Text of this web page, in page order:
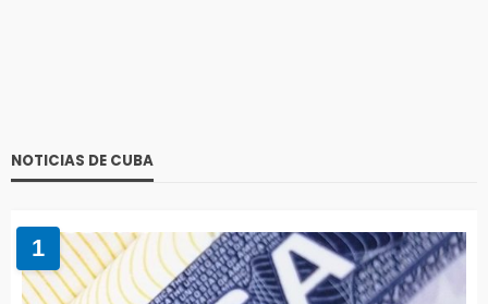
NOTICIAS DE CUBA
1